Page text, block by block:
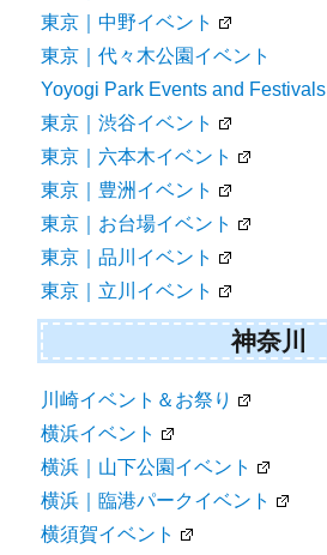
東京｜中野イベント
東京｜代々木公園イベント
Yoyogi Park Events and Festivals
東京｜渋谷イベント
東京｜六本木イベント
東京｜豊洲イベント
東京｜お台場イベント
東京｜品川イベント
東京｜立川イベント
神奈川
川崎イベント＆お祭り
横浜イベント
横浜｜山下公園イベント
横浜｜臨港パークイベント
横須賀イベント